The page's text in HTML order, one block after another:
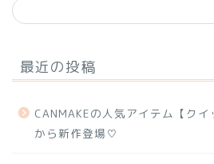
最近の投稿
CANMAKEの人気アイテム【クイ
から新作登場♡